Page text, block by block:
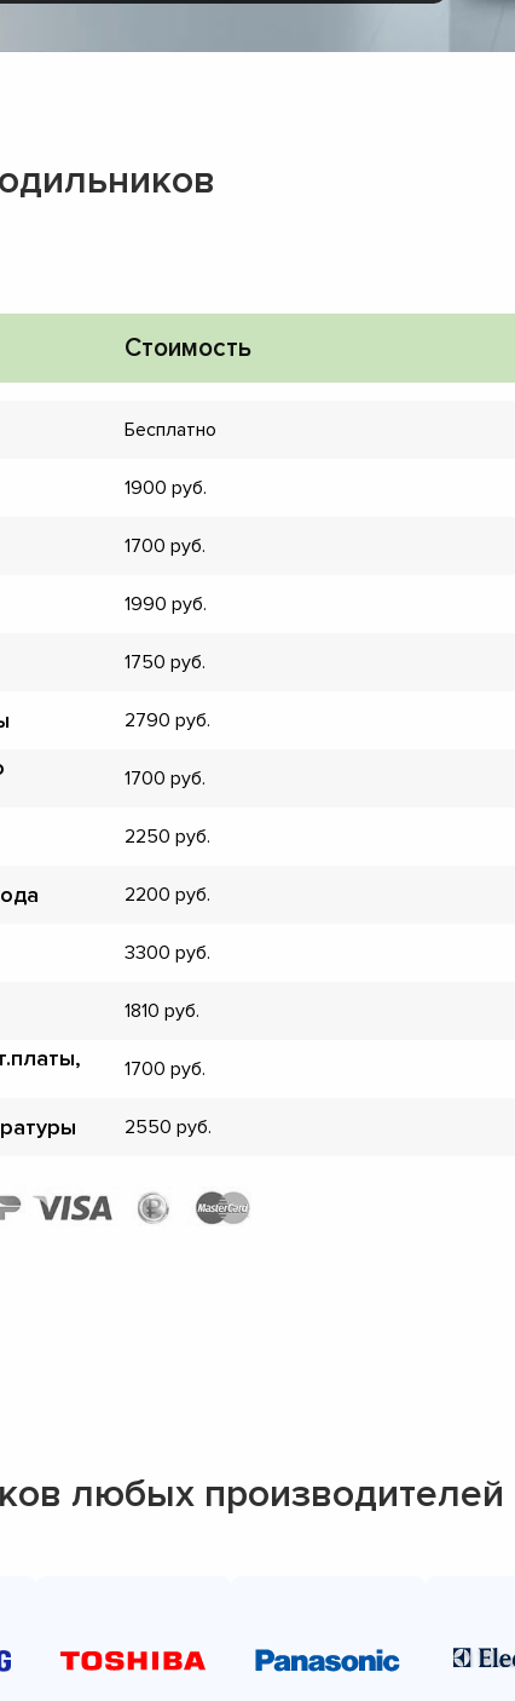
Стоимость
Бесплатно
1900
1700
1990
1750
2790
1700
2250
2200
3300
1810
1700
2550
любых производителей